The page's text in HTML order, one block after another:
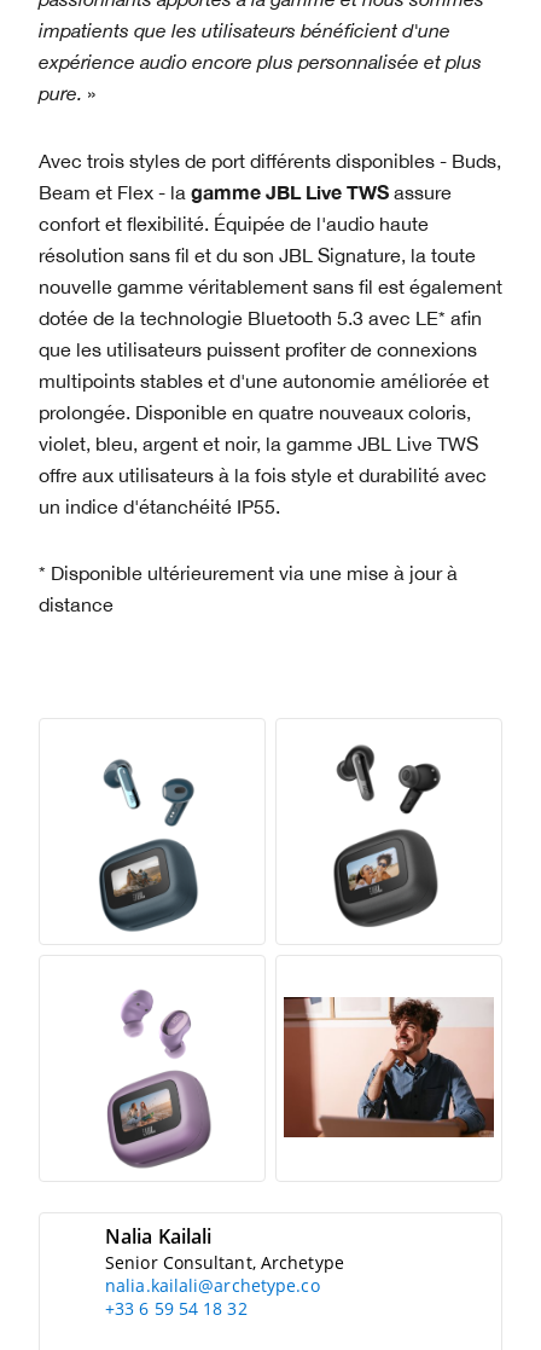
impatients que les utilisateurs bénéficient d'une
expérience audio encore plus personnalisée et plus
pure. »
Avec trois styles de port différents disponibles - Buds,
Beam et Flex - la gamme JBL Live TWS assure
confort et flexibilité. Équipée de l'audio haute
résolution sans fil et du son JBL Signature, la toute
nouvelle gamme véritablement sans fil est également
dotée de la technologie Bluetooth 5.3 avec LE* afin
que les utilisateurs puissent profiter de connexions
multipoints stables et d'une autonomie améliorée et
prolongée. Disponible en quatre nouveaux coloris,
violet, bleu, argent et noir, la gamme JBL Live TWS
offre aux utilisateurs à la fois style et durabilité avec
un indice d'étanchéité IP55.
* Disponible ultérieurement via une mise à jour à
distance
Nalia Kailali
Senior Consultant, Archetype
nalia.kailali@archetype.co
+33 6 59 54 18 32